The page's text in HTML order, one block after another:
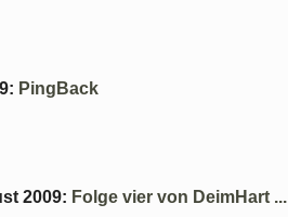
: PingBack
2009: Folge vier von DeimHart ...